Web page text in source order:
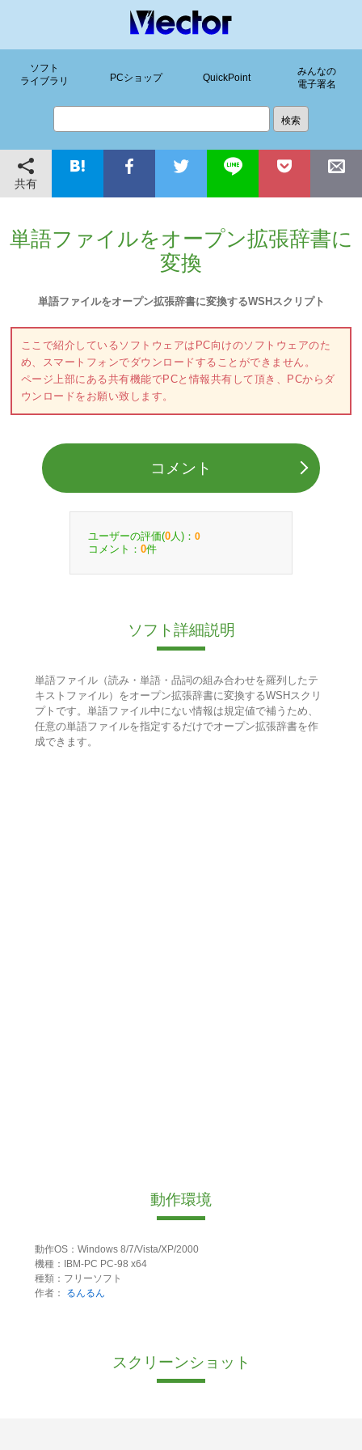
ソフト
ライブラリ
PCショップ QuickPoint
みんなの
電子署名
共有
単語ファイルをオープン拡張辞書に
変換
単語ファイルをオープン拡張辞書に変換するWSHスクリプト
ここで紹介しているソフトウェアはPC向けのソフトウェアのた
め、スマートフォンでダウンロードすることができません。
ページ上部にある共有機能でPCと情報共有して頂き、PCからダ
ウンロードをお願い致します。
コメント
ユーザーの評価(0 人)： 0
コメント： 0件
ソフト詳細説明
単語ファイル（読み・単語・品詞の組み合わせを羅列したテ
キストファイル）をオープン拡張辞書に変換するWSHスクリ
プトです。単語ファイル中にない情報は規定値で補うため、
任意の単語ファイルを指定するだけでオープン拡張辞書を作
成できます。
動作環境
動作OS：Windows 8/7/Vista/XP/2000
機種：IBM-PC PC-98 x64
種類：フリーソフト
作者：
るんるん
スクリーンショット